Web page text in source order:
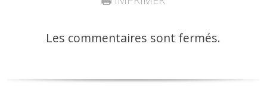
Les commentaires sont fermés.